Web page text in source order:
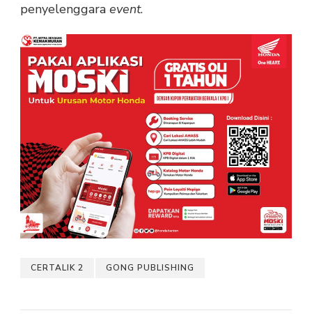
penyelenggara event.
CERTALIK 2 GONG PUBLISHING